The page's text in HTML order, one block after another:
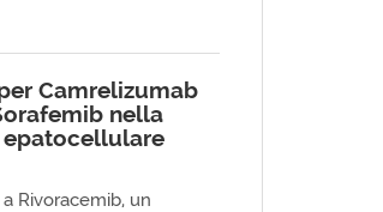
Camrelizumab
nella
Rivoracemib, un